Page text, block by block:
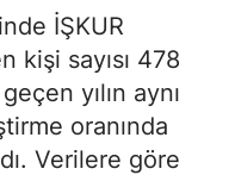
İŞKUR
kişi sayısı 478
yılın aynı
oranında
Verilere göre